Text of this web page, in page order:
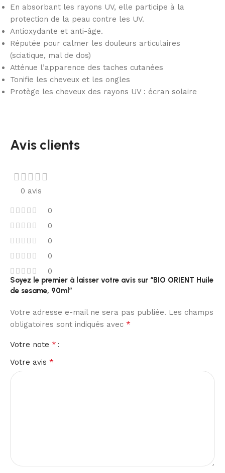
En absorbant les rayons UV, elle participe à la
protection de la peau contre les UV.
Antioxydante et anti-âge.
Réputée pour calmer les douleurs articulaires
(sciatique, mal de dos)
Atténue l’apparence des taches cutanées
Tonifie les cheveux et les ongles
Protège les cheveux des rayons UV : écran solaire
Avis clients
0 avis
0
0
0
0
0
Soyez le premier à laisser votre avis sur “BIO ORIENT Huile
de sesame, 90ml”
Votre adresse e-mail ne sera pas publiée. Les champs
obligatoires sont indiqués avec *
Votre note *
Votre avis *